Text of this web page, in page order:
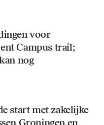
voor
Campus trail;
nog
start met zakelijke